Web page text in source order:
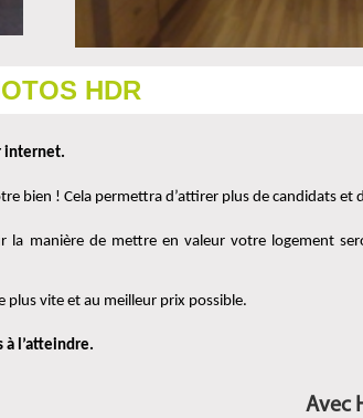
HDR
internet.
bien ! Cela permettra d’attirer plus de candidats et
la manière de mettre en valeur votre logement
plus vite et au meilleur prix possible.
à l’atteindre.
Avec